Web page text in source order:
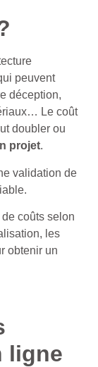
peuvent
déception,
Le coût
doubler ou
projet.
validation de
coûts selon
les
obtenir un
ligne